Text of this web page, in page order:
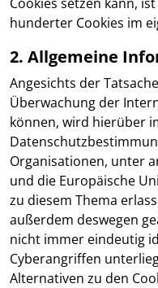
hunderter Cookies im
2. Allgemeine
Angesichts der
Überwachung der
können, wird hierüber
Organisationen, unter
und die Europäische
zu diesem Thema
außerdem deswegen
nicht immer eindeutig
Cyberangriffen
Alternativen zu den